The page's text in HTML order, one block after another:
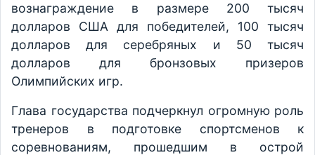
вознаграждение в размере 200 тысяч
долларов США для победителей, 100 тысяч
долларов для серебряных и 50 тысяч
долларов для бронзовых призеров
Олимпийских игр.
Глава государства подчеркнул огромную роль
тренеров в подготовке спортсменов к
соревнованиям, прошедшим в острой